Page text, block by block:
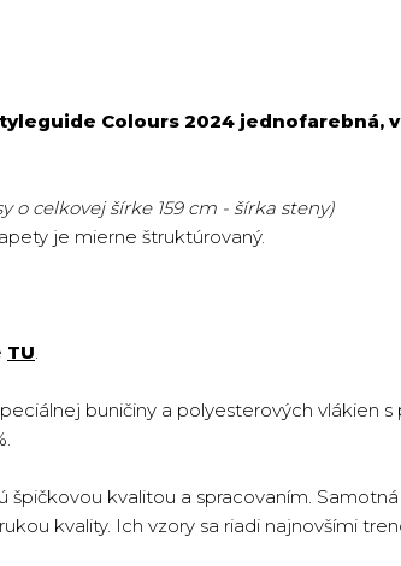
Colours 2024 jednofarebná,
o celkovej šírke 159 cm - šírka steny)
je mierne štruktúrovaný.
TU.
buničiny a polyesterových vlákien
kvalitou a spracovaním.
kvality. Ich vzory sa riadi najnovšími